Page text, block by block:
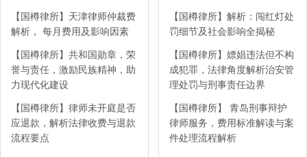
【国樽律所】天津律师仲裁费
解析， 每月费用及影响因素
【国樽律所】共和国勋章，荣
誉与责任，激励民族精神，助
力现代化建设
【国樽律所】律师未开庭是否
应退款，解析法律收费与退款
流程要点
【国樽律所】解析：闯红灯处
罚细节及社会影响全揭秘
【国樽律所】嫖娼违法但不构
成犯罪，法律角度解析治安管
理处罚与刑事责任边界
【国樽律所】 青岛刑事辩护
律师服务，费用标准解读与案
件处理流程解析